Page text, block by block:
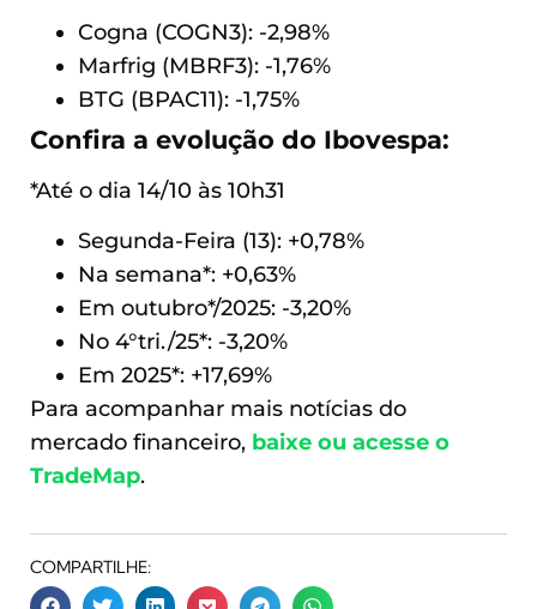
Cogna (COGN3): -2,98%
Marfrig (MBRF3): -1,76%
BTG (BPAC11): -1,75%
Confira a evolução do Ibovespa:
*Até o dia 14/10 às 10h31
Segunda-Feira (13): +0,78%
Na semana*: +0,63%
Em outubro*/2025: -3,20%
No 4°tri./25*: -3,20%
Em 2025*: +17,69%
Para acompanhar mais notícias do
mercado financeiro, baixe ou acesse o
TradeMap.
COMPARTILHE: